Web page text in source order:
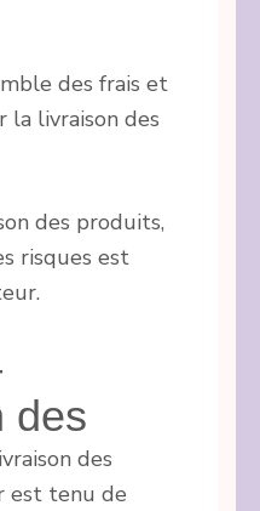
des frais et
la livraison des
des produits,
risques est
des
des
est tenu de